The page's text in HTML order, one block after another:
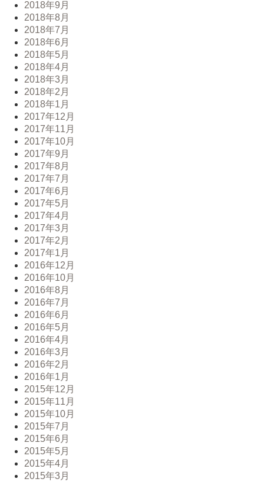
2018年9月
2018年8月
2018年7月
2018年6月
2018年5月
2018年4月
2018年3月
2018年2月
2018年1月
2017年12月
2017年11月
2017年10月
2017年9月
2017年8月
2017年7月
2017年6月
2017年5月
2017年4月
2017年3月
2017年2月
2017年1月
2016年12月
2016年10月
2016年8月
2016年7月
2016年6月
2016年5月
2016年4月
2016年3月
2016年2月
2016年1月
2015年12月
2015年11月
2015年10月
2015年7月
2015年6月
2015年5月
2015年4月
2015年3月